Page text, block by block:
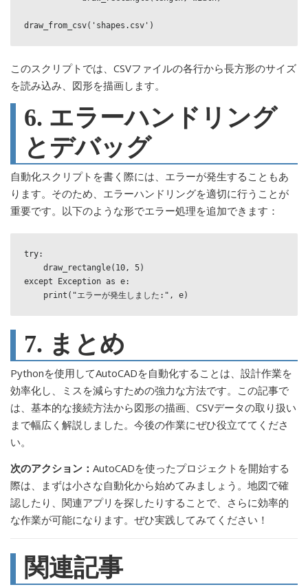
このスクリプトでは、CSVファイルの各行から長方形のサイズ
を読み込み、図形を描画します。
6. エラーハンドリング
とデバッグ
自動化スクリプトを書く際には、エラーが発生することもあ
ります。そのため、エラーハンドリングを適切に行うことが
重要です。以下のような形でエラー処理を追加できます：
try:
except Exception as e:
7. まとめ
Pythonを使用してAutoCADを自動化することは、設計作業を
効率化し、ミスを減らすための強力な方法です。この記事で
は、基本的な接続方法から図形の描画、CSVデータの取り扱い
まで幅広く解説しました。今後の作業にぜひ役立ててくださ
い。
次のアクション： AutoCADを使ったプロジェクトを開始する
際は、まずは小さな自動化から始めてみましょう。地図で確
認したり、関連アプリを探したりすることで、さらに効率的
な作業が可能になります。ぜひ実践してみてください！
関連記事